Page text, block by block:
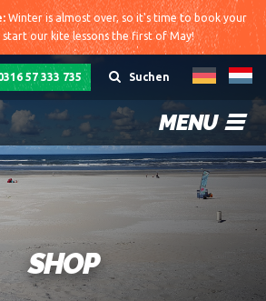
Winter is almost over, so it's time to book your
start our kite lessons the first of May!
Suchen
57 333 735
MENU
SHOP